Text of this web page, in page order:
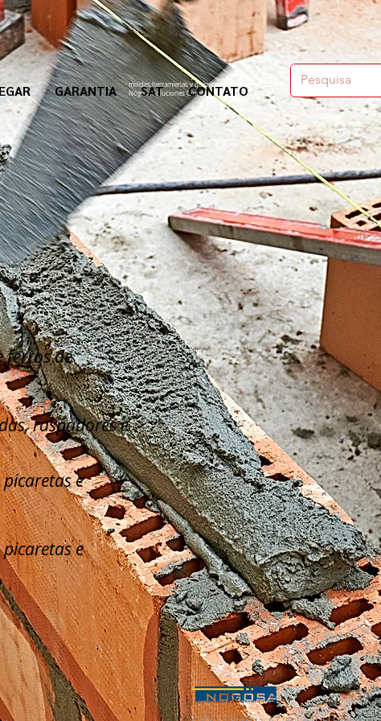
moldes,herramienas y químicos para la construcción
Nogosa Soluciones Constructivas
GARANTIA SAT CONTATO
ferros de
raspadores e
e
e